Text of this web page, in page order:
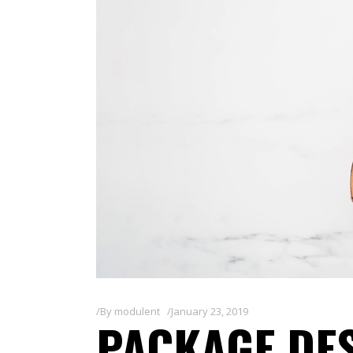
By modulent January 23, 2019